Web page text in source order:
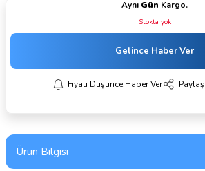
Aynı Gün Kargo.
Stokta yok
Gelince Haber Ver
Fiyatı Düşünce Haber Ver Paylaş
Ürün Bilgisi